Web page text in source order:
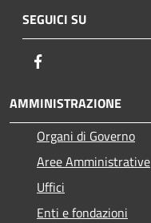
SEGUICI SU
AMMINISTRAZIONE
Organi di Governo
Aree Amministrative
Uffici
Enti e fondazioni